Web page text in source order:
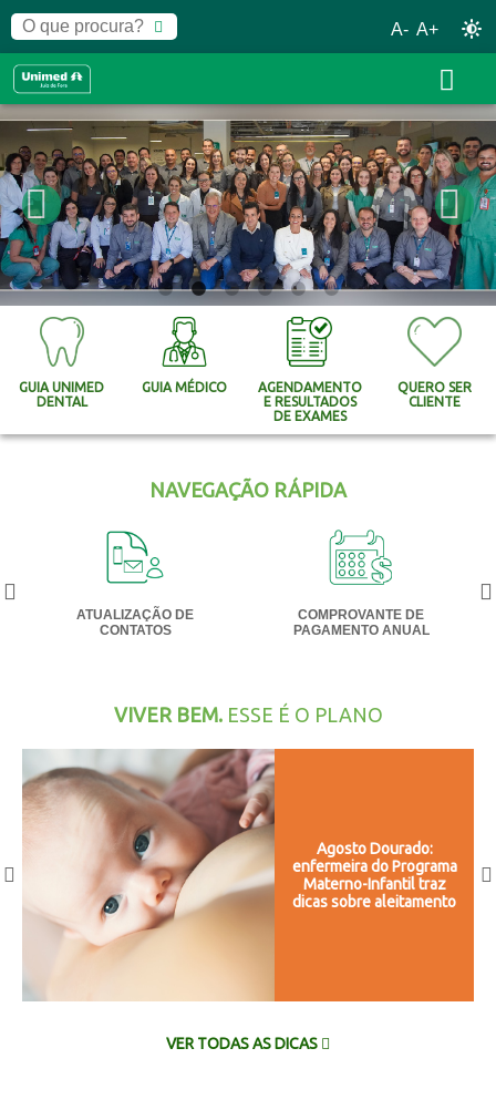
A- A+
GUIA UNIMED
DENTAL
GUIA MÉDICO
AGENDAMENTO
E RESULTADOS
DE EXAMES
QUERO SER
CLIENTE
NAVEGAÇÃO RÁPIDA
ATUALIZAÇÃO DE
CONTATOS
COMPROVANTE DE
PAGAMENTO ANUAL
VIVER BEM.ESSE É O PLANO
Agosto Dourado:
enfermeira do Programa
Materno-Infantil traz
dicas sobre aleitamento
VER TODAS AS DICAS